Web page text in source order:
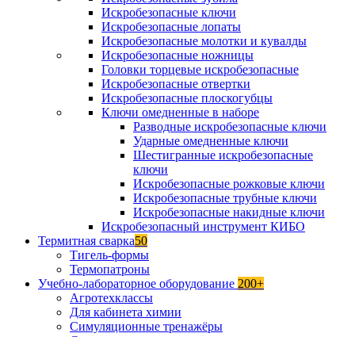
Искробезопасные ключи
Искробезопасные лопаты
Искробезопасные молотки и кувалды
Искробезопасные ножницы
Головки торцевые искробезопасные
Искробезопасные отвертки
Искробезопасные плоскогубцы
Ключи омедненные в наборе
Разводные искробезопасные ключи
Ударные омедненные ключи
Шестигранные искробезопасные
ключи
Искробезопасные рожковые ключи
Искробезопасные трубные ключи
Искробезопасные накидные ключи
Искробезопасный инструмент КИБО
Термитная сварка50
Тигель-формы
Термопатроны
Учебно-лабораторное оборудование 200+
Агротехклассы
Для кабинета химии
Симуляционные тренажёры